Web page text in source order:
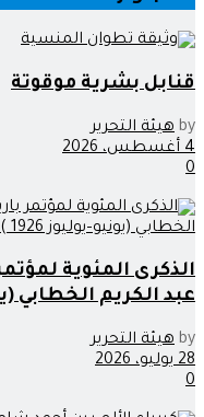
قنابل بشرية موقوتة
by هيئة التحرير
4 أغسطس، 2026
0
الذكرى المئوية
عبد الكريم الخطابي
by هيئة التحرير
28 يوليو، 2026
0